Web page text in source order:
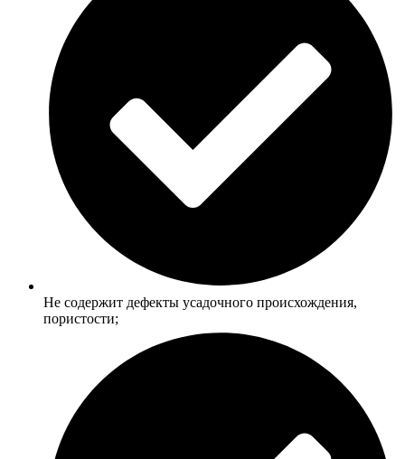
Не содержит дефекты усадочного происхождения,
пористости;